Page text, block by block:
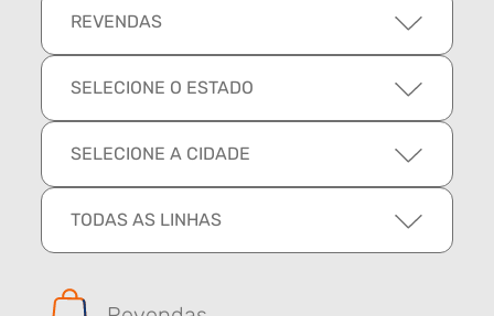
REVENDAS
SELECIONE O ESTADO
SELECIONE A CIDADE
TODAS AS LINHAS